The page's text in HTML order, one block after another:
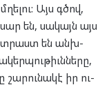
Այս գծով,
են, սա­կայն այս
են անխ­
շա­րու­նա­կէ իր ու­